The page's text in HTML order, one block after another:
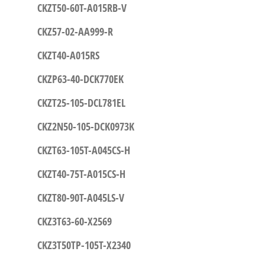
CKZT50-60T-A015RB-V
CKZ57-02-AA999-R
CKZT40-A015RS
CKZP63-40-DCK770EK
CKZT25-105-DCL781EL
CKZ2N50-105-DCK0973K
CKZT63-105T-A045CS-H
CKZT40-75T-A015CS-H
CKZT80-90T-A045LS-V
CKZ3T63-60-X2569
CKZ3T50TP-105T-X2340